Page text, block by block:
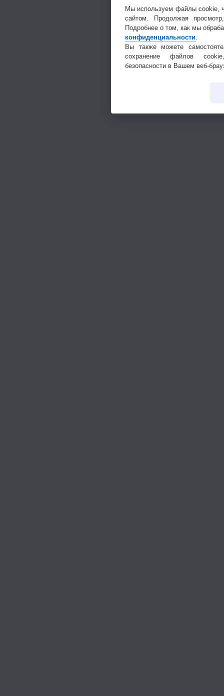
Мы используем файлы cookie,
сайтом. Продолжая
Подробнее о том, как мы
конфиденциальности.
Вы также можете
сохранение файлов
безопасности в Вашем веб-